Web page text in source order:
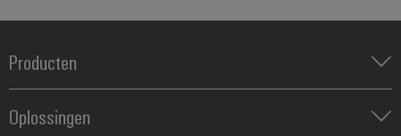
Traditionele
toekomst
bewezen
Tools
Producten
Klemmenstroken
Relais
Oplossingen